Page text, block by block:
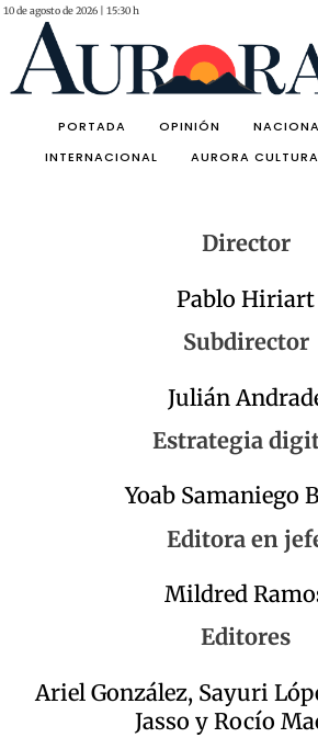
10 de agosto de 2026 | 15:30 h
PORTADA OPINIÓN
INTERNACIONAL
AURORA
Director
Pablo Hiriart
Subdirector
Julián
Estrategia
Yoab Samaniego
Editora en
Mildred
Editores
Ariel González, Sayuri
Jasso y Rocío